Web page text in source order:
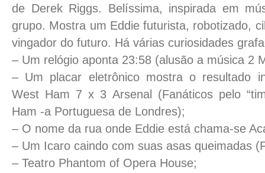
de Derek Riggs. Belíssima, inspirada em
grupo. Mostra um Eddie futurista, robotizado,
vingador do futuro. Há várias curiosidades
– Um relógio aponta 23:58 (alusão a música 2
– Um placar eletrônico mostra o resultado
West Ham 7 x 3 Arsenal (Fanáticos pelo
Ham -a Portuguesa de Londres);
– O nome da rua onde Eddie está chama-se
– Um Icaro caindo com suas asas queimadas
– Teatro Phantom of Opera House;